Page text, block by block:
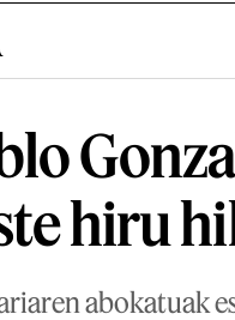
hiru
abokatuak